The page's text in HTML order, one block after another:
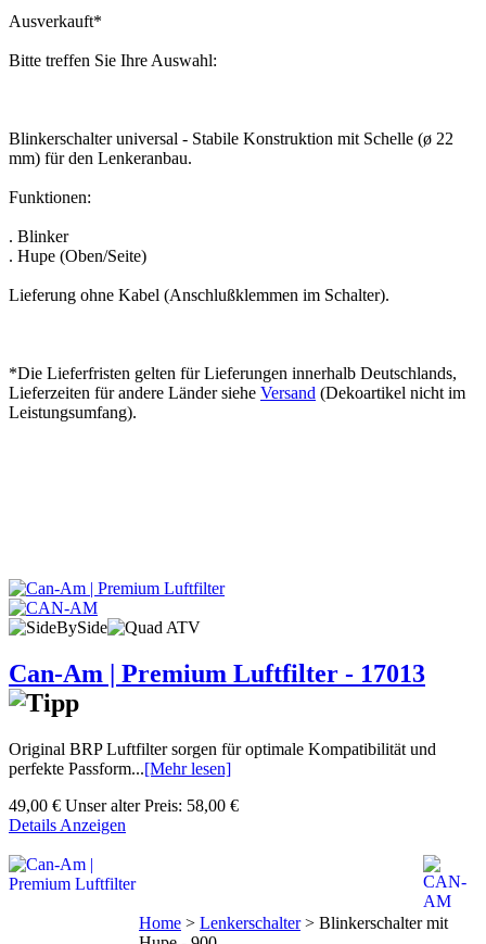
Ausverkauft*
Bitte treffen Sie Ihre Auswahl:
Blinkerschalter universal - Stabile Konstruktion mit Schelle (ø 22
mm) für den Lenkeranbau.
Funktionen:
. Blinker
. Hupe (Oben/Seite)
Lieferung ohne Kabel (Anschlußklemmen im Schalter).
*Die Lieferfristen gelten für Lieferungen innerhalb Deutschlands,
Lieferzeiten für andere Länder siehe Versand (Dekoartikel nicht im
Leistungsumfang).
Can-Am | Premium Luftfilter - 17013
Original BRP Luftfilter sorgen für optimale Kompatibilität und
perfekte Passform...[Mehr lesen]
49,00 € Unser alter Preis: 58,00 €
Details Anzeigen
Home > Lenkerschalter > Blinkerschalter mit